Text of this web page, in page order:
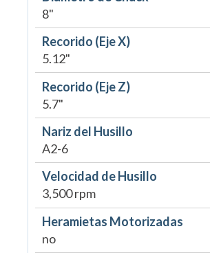
8"
Recorido (Eje X)
5.12"
Recorido (Eje Z)
5.7"
Nariz del Husillo
A2-6
Velocidad de Husillo
3,500 rpm
Heramietas Motorizadas
no